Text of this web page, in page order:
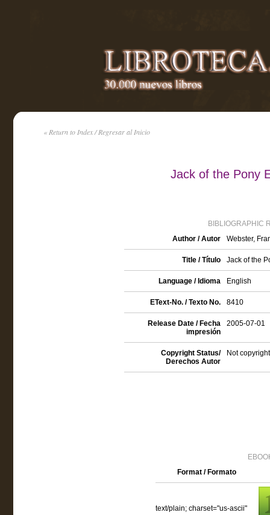
« Return to Index / Regresar al Inicio
Jack of the Pony
BIBLIOGRAPHIC
Author / Autor
Webster,
Title / Título Jack of the
Language / Idioma English
EText-No. / Texto No. 8410
Release Date / Fecha
impresión
2005-07-01
Copyright Status/
Derechos Autor
Not
Format / Formato
text/plain; charset="us-ascii"